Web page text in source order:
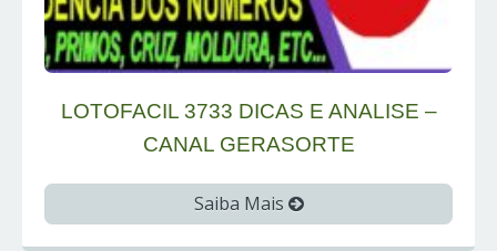
LOTOFACIL 3733 DICAS E ANALISE –
CANAL GERASORTE
Saiba Mais